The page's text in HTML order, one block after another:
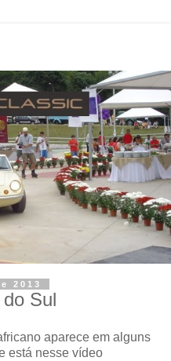
2013
Sul
aparece em alguns
está nesse vídeo